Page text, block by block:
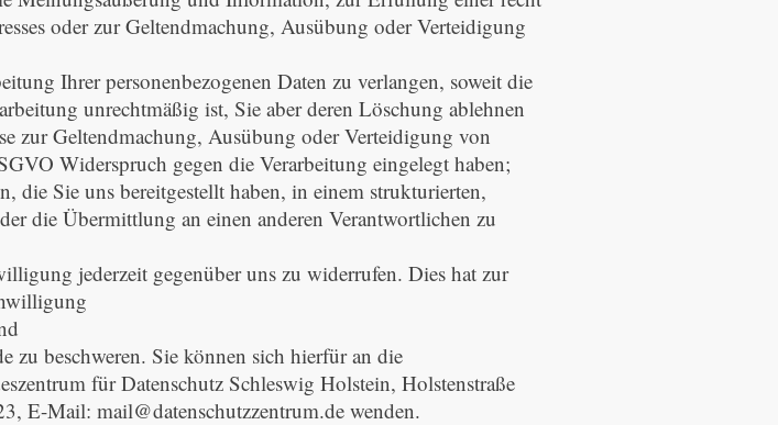
oder zur Geltendmachung, Ausübung oder Verteidigung
Ihrer personenbezogenen Daten zu verlangen, soweit die
unrechtmäßig ist, Sie aber deren Löschung ablehnen
zur Geltendmachung, Ausübung oder Verteidigung von
Widerspruch gegen die Verarbeitung eingelegt haben;
die Sie uns bereitgestellt haben, in einem strukturierten,
die Übermittlung an einen anderen Verantwortlichen zu
jederzeit gegenüber uns zu widerrufen. Dies hat zur
zu beschweren. Sie können sich hierfür an die
für Datenschutz Schleswig Holstein, Holstenstraße
E-Mail: mail@datenschutzzentrum.de wenden.